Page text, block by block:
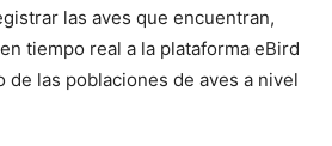
las aves que encuentran,
tiempo real a la plataforma eBird
de las poblaciones de aves a nivel